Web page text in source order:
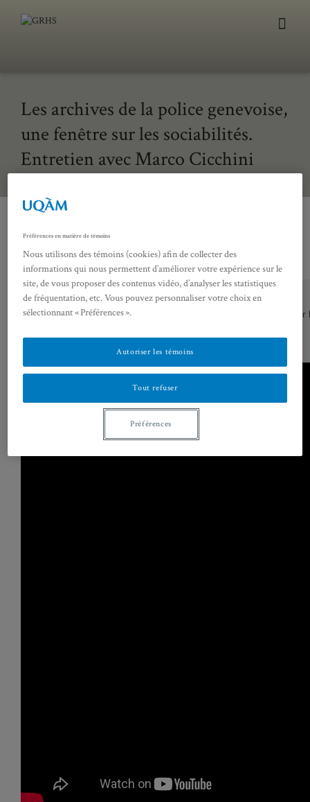
Les archives de la police genevoise,
une fenêtre sur les sociabilités.
Entretien avec Marco Cicchini
Vous devez autoriser les témoins publicitaires pour
Préférences en matière de témoins
Nous utilisons des témoins (cookies) afin de collecter des
informations qui nous permettent d’améliorer votre expérience sur le
site, de vous proposer des contenus vidéo, d’analyser les statistiques
de fréquentation, etc. Vous pouvez personnaliser votre choix en
sélectionnant « Préférences ».
Tout refuser
Autoriser les témoins
Préférences